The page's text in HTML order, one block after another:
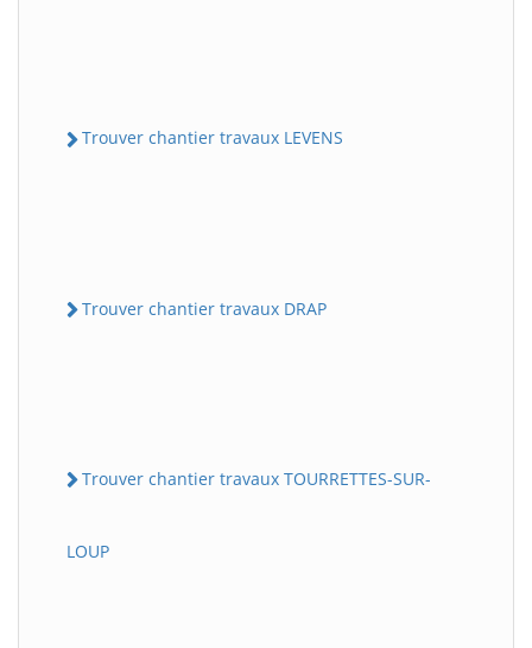
Trouver chantier travaux LEVENS
Trouver chantier travaux DRAP
Trouver chantier travaux TOURRETTES-SUR-
LOUP